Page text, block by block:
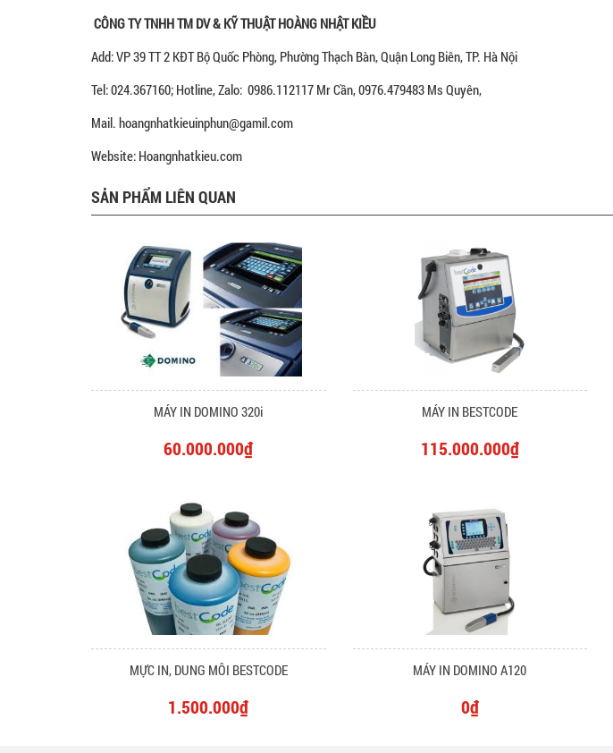
CÔNG TY TNHH TM DV & KỸ THUẬT HOÀNG NHẬT KIỀU
Add: VP 39 TT 2 KĐT Bộ Quốc Phòng, Phường Thạch Bàn, Quận Long Biên, TP. Hà Nội
Tel: 024.367160; Hotline, Zalo: 0986.112117 Mr Cần, 0976.479483 Ms Quyên,
Mail. hoangnhatkieuinphun@gamil.com
Website: Hoangnhatkieu.com
SẢN PHẨM LIÊN QUAN
MÁY IN DOMINO 320i
60.000.000₫
MÁY IN BESTCODE
115.000.000₫
MỰC IN, DUNG MÔI BESTCODE
1.500.000₫
MÁY IN DOMINO A120
0₫